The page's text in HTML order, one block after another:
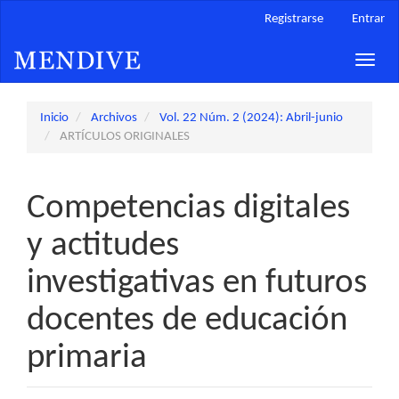
principal
Barra
Registrarse Entrar
Toggle
Inicio Archivos
Vol. 22 Núm. 2 (2024): Abril-junio
ARTÍCULOS ORIGINALES
Competencias digitales
y actitudes
investigativas en futuros
docentes de educación
primaria